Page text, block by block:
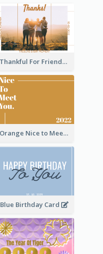
Thankful For Friendship Greeting Card
Orange Nice to Meet You Greeting Card
Blue Birthday Card